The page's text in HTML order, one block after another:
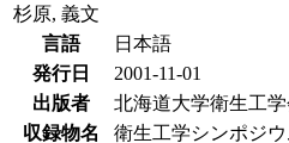
杉原, 義文
言語
日本語
発行日
2001-11-01
出版者
北海道大学衛生工学
収録物名
衛生工学シンポジ